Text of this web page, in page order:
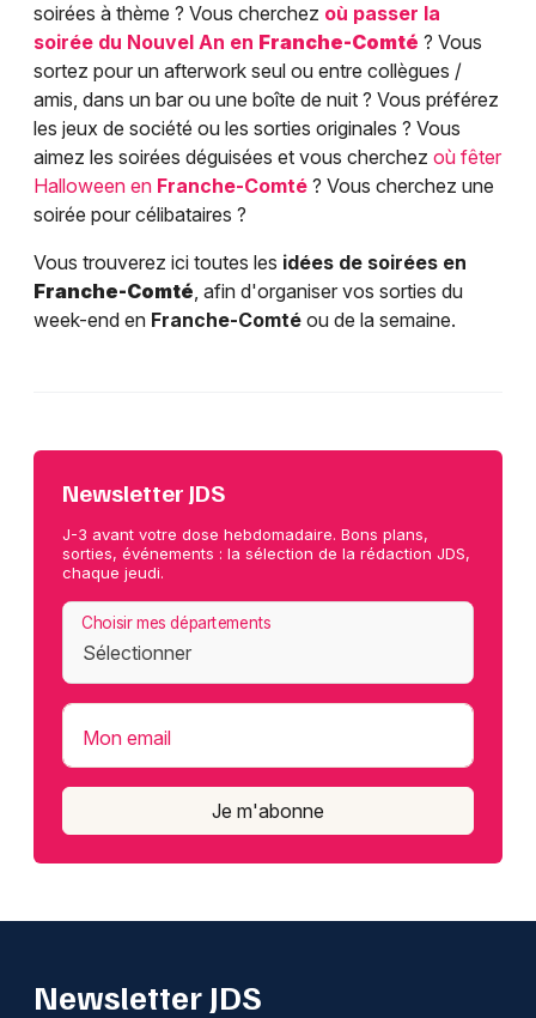
soirées à thème ? Vous cherchez où passer la
soirée du Nouvel An en Franche-Comté ? Vous
sortez pour un afterwork seul ou entre collègues /
amis, dans un bar ou une boîte de nuit ? Vous préférez
les jeux de société ou les sorties originales ? Vous
aimez les soirées déguisées et vous cherchez où fêter
Halloween en Franche-Comté ? Vous cherchez une
soirée pour célibataires ?
Vous trouverez ici toutes les idées de soirées en
Franche-Comté, afin d'organiser vos sorties du
week-end en Franche-Comté ou de la semaine.
Newsletter JDS
J-3 avant votre dose hebdomadaire. Bons plans,
sorties, événements : la sélection de la rédaction JDS,
chaque jeudi.
Choisir mes départements
Mon email
Je m'abonne
Newsletter JDS